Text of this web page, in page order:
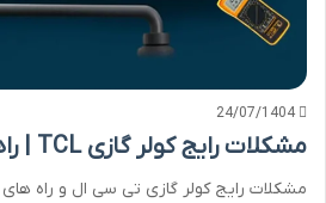
24/07/1404
مشکلات رایج کولر گازی TCL | راهنمای کامل تعمیر
مشکلات رایج کولر گازی تی سی ال و راه